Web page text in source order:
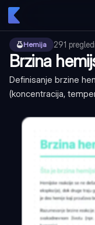
Hemija 291 pregledi
Brzina
Definisanje brzine
(koncentracija,